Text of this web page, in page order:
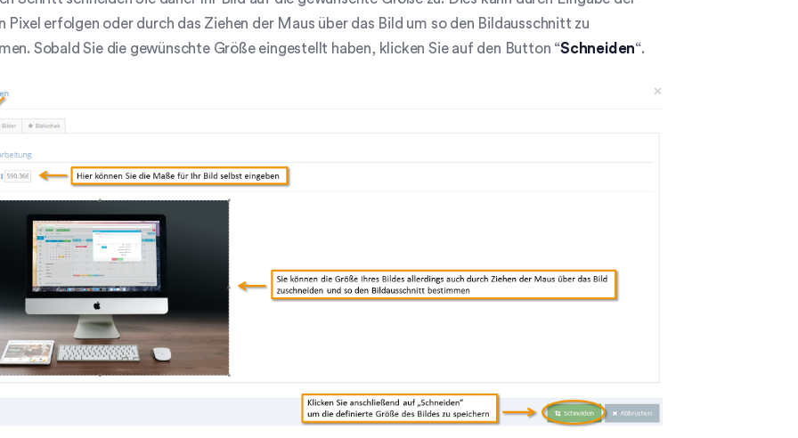
Pixel erfolgen oder durch das Ziehen der Maus über das Bild um so den Bildausschnitt zu
Sobald Sie die gewünschte Größe eingestellt haben, klicken Sie auf den Button “Schneiden“.